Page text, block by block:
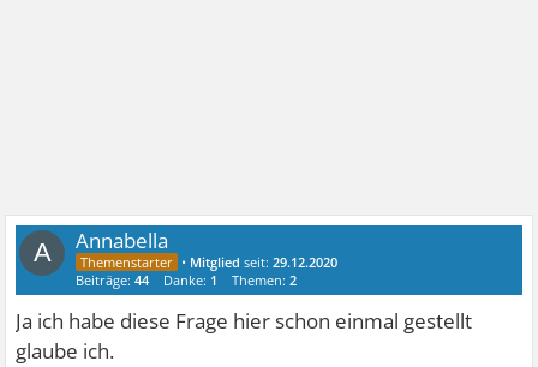
A Annabella
• Mitglied seit:29.12.2020
Beiträge:44 Danke: 1 Themen:2
Ja ich habe diese Frage hier schon einmal gestellt
glaube ich.